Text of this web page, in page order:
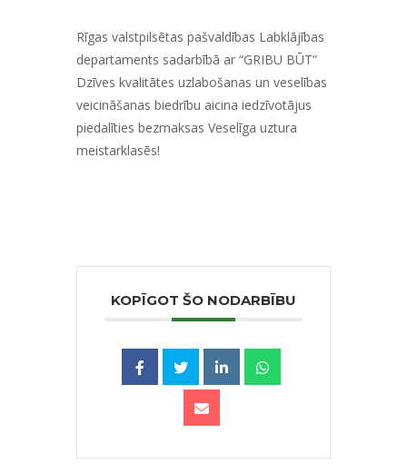
Rīgas valstpilsētas pašvaldības Labklājības
departaments sadarbībā ar “GRIBU BŪT”
Dzīves kvalitātes uzlabošanas un veselības
veicināšanas biedrību aicina iedzīvotājus
piedalīties bezmaksas Veselīga uztura
meistarklasēs!
KOPĪGOT ŠO NODARBĪBU